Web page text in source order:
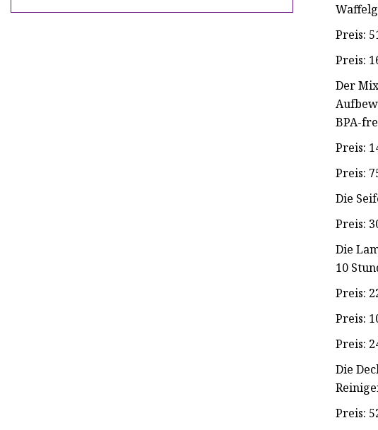
Preis:
Preis:
Der
BPA-
Preis:
Preis:
Die
Preis:
Die
10
Preis:
Preis:
Preis:
Die
Preis: